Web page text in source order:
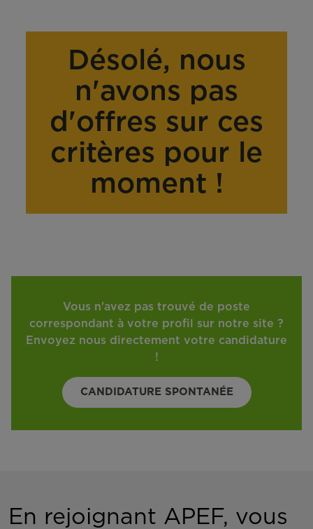
Désolé, nous
n'avons pas
d'offres sur ces
critères pour le
moment !
Vous n'avez pas trouvé de poste
correspondant à votre profil sur notre site ?
Envoyez nous directement votre candidature
!
CANDIDATURE SPONTANÉE
En rejoignant APEF, vous